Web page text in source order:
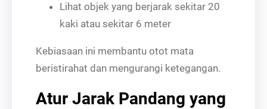
Lihat objek yang berjarak sekitar 20
kaki atau sekitar 6 meter
Kebiasaan ini membantu otot mata
beristirahat dan mengurangi ketegangan.
Atur Jarak Pandang yang